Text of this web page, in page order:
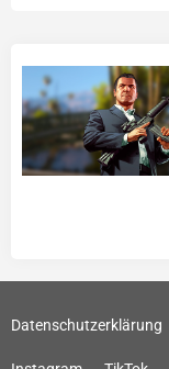
Datenschutzerklärung